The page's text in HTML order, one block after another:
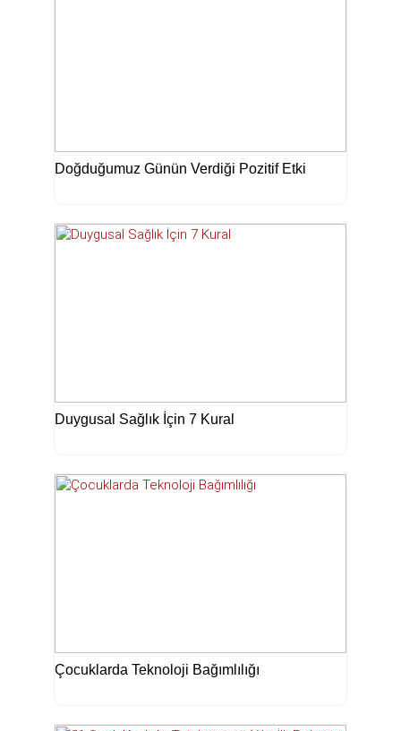
Doğduğumuz Günün Verdiği Pozitif Etki
Duygusal Sağlık İçin 7 Kural
Çocuklarda Teknoloji Bağımlılığı